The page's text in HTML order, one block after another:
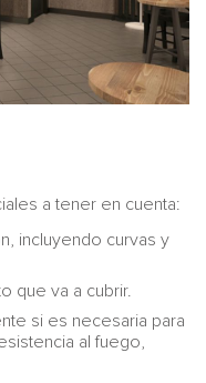
a tener en cuenta:
incluyendo curvas y
que va a cubrir.
si es necesaria para
al fuego,